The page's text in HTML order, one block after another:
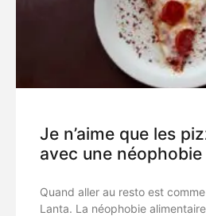
Je n’aime que les
avec une
Quand aller au resto est
Lanta. La néophobie alimentaire,